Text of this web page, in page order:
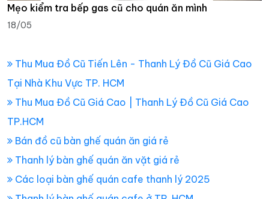
Mẹo kiểm tra bếp gas cũ cho quán ăn mình
18/05
Thu Mua Đồ Cũ Tiến Lên - Thanh Lý Đồ Cũ Giá Cao
Tại Nhà Khu Vực TP. HCM
Thu Mua Đồ Cũ Giá Cao | Thanh Lý Đồ Cũ Giá Cao
TP.HCM
Bán đồ cũ bàn ghế quán ăn giá rẻ
Thanh lý bàn ghế quán ăn vặt giá rẻ
Các loại bàn ghế quán cafe thanh lý 2025